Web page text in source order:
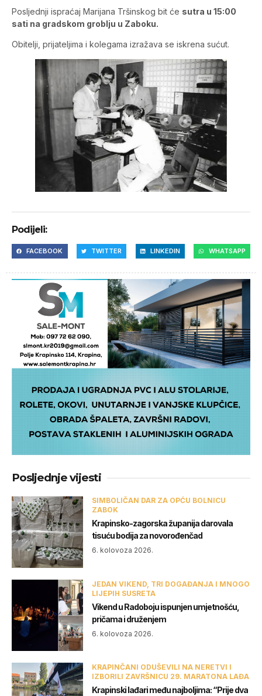
Posljednji ispraćaj Marijana Tršinskog bit će sutra u 15:00
sati na gradskom groblju u Zaboku.
Obitelji, prijateljima i kolegama izražava se iskrena sućut.
Podijeli:
FACEBOOK TWITTER LINKEDIN WHATSAPP
Posljednje vijesti
SIMBOLIČAN DAR ZA OPĆU BOLNICU
ZABOK
Krapinsko-zagorska županija darovala
tisuću bodija za novorođenčad
6. kolovoza 2026.
JEDAN VIKEND, TRI DOGAĐANJA I MNOGO
LIJEPIH SUSRETA
Vikend u Radoboju ispunjen umjetnošću,
pričama i druženjem
6. kolovoza 2026.
KRAPINČANI ODUŠEVILI NA NERETVI I
IZBORILI ZAVRŠNICU 29. MARATONA LAĐA
Krapinski lađari među najboljima: “Prije dva